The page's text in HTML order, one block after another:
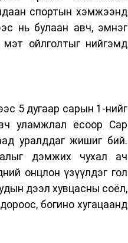
спортын хэмжээнд
нь булаан авч, эмнэг
ойлголтыг нийгэмд
5 дугаар сарын 1-нийг
уламжлал ёсоор Сар
уралддаг жишиг бий.
дэмжих чухал ач
онцлон үзүүлдэг гол
дээл хувцасны соёл,
богино хугацаанд